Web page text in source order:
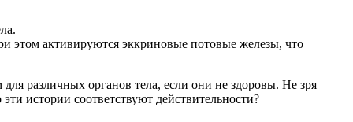
этом активируются эккриновые потовые железы, что
различных органов тела, если они не здоровы. Не зря
истории соответствуют действительности?